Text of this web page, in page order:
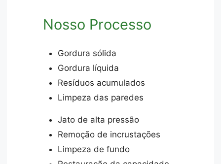
Nosso Processo
Gordura sólida
Gordura líquida
Resíduos acumulados
Limpeza das paredes
Jato de alta pressão
Remoção de incrustações
Limpeza de fundo